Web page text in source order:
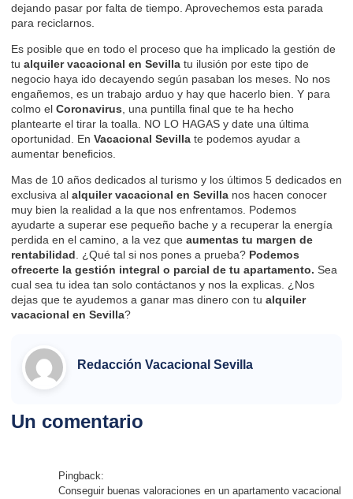
dejando pasar por falta de tiempo. Aprovechemos esta parada
para reciclarnos.
Es posible que en todo el proceso que ha implicado la gestión de
tu alquiler vacacional en Sevilla tu ilusión por este tipo de
negocio haya ido decayendo según pasaban los meses. No nos
engañemos, es un trabajo arduo y hay que hacerlo bien. Y para
colmo el Coronavirus , una puntilla final que te ha hecho
plantearte el tirar la toalla. NO LO HAGAS y date una última
oportunidad. En Vacacional Sevilla te podemos ayudar a
aumentar beneficios.
Mas de 10 años dedicados al turismo y los últimos 5 dedicados en
exclusiva al alquiler vacacional en Sevilla nos hacen conocer
muy bien la realidad a la que nos enfrentamos. Podemos
ayudarte a superar ese pequeño bache y a recuperar la energía
perdida en el camino, a la vez que aumentas tu margen de
rentabilidad. ¿Qué tal si nos pones a prueba? Podemos
ofrecerte la gestión integral o parcial de tu apartamento. Sea
cual sea tu idea tan solo contáctanos y nos la explicas. ¿Nos
dejas que te ayudemos a ganar mas dinero con tu alquiler
vacacional en Sevilla?
Redacción Vacacional Sevilla
Un comentario
Pingback:
Conseguir buenas valoraciones en un apartamento vacacional